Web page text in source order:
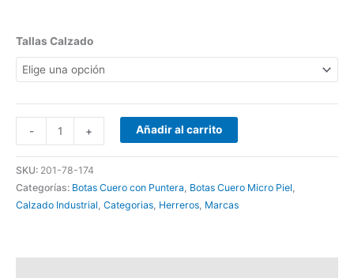
Tallas Calzado
- + Añadir al carrito
SKU: 201-78-174
Categorías: Botas Cuero con Puntera Botas Cuero Micro Piel
Calzado Industrial Categorias Herreros Marcas